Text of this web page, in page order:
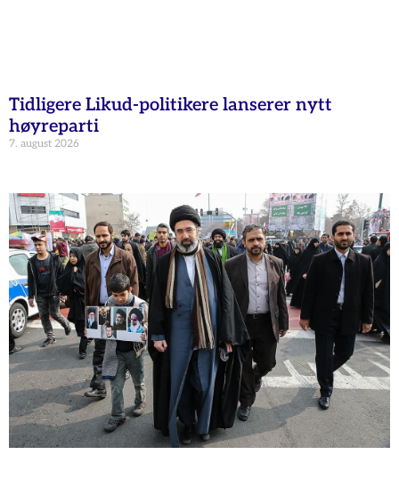
Tidligere Likud-politikere lanserer nytt
høyreparti
7. august 2026